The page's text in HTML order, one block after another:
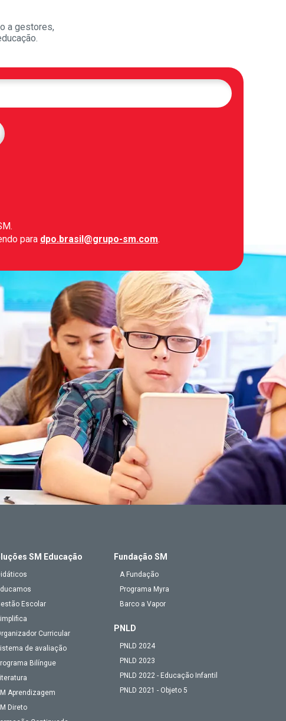
a gestores,
para dpo.brasil@grupo-sm.com.
SM Educação
Escolar
Curricular
de avaliação
Bilíngue
Aprendizagem
Direto
Fundação SM
A Fundação
Programa Myra
Barco a Vapor
PNLD
PNLD 2024
PNLD 2023
PNLD 2022 - Educação Infantil
PNLD 2021 - Objeto 5